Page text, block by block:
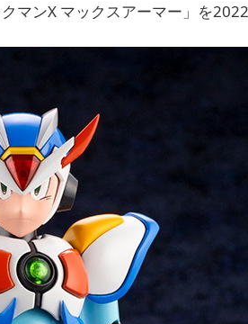
マンX マックスアーマー」を2022